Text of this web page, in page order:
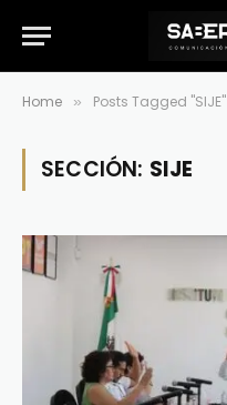
Home » Posts Tagged "SIJE"
SECCIÓN: SIJE